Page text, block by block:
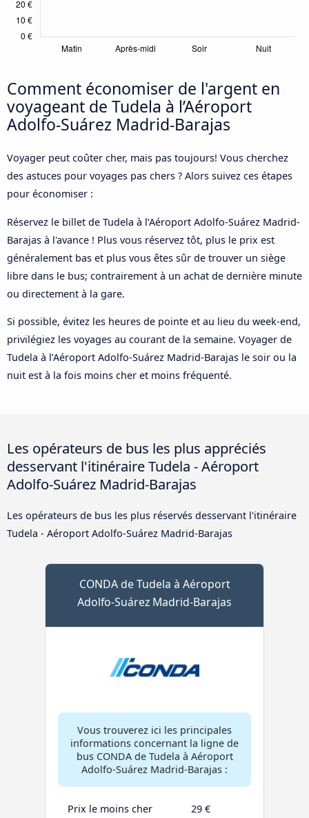
Comment économiser de l'argent en
voyageant de Tudela à l’Aéroport
Adolfo-Suárez Madrid-Barajas
Voyager peut coûter cher, mais pas toujours! Vous cherchez
des astuces pour voyages pas chers ? Alors suivez ces étapes
pour économiser :
Réservez le billet de Tudela à l’Aéroport Adolfo-Suárez Madrid-
Barajas à l'avance ! Plus vous réservez tôt, plus le prix est
généralement bas et plus vous êtes sûr de trouver un siège
libre dans le bus; contrairement à un achat de dernière minute
ou directement à la gare.
Si possible, évitez les heures de pointe et au lieu du week-end,
privilégiez les voyages au courant de la semaine. Voyager de
Tudela à l’Aéroport Adolfo-Suárez Madrid-Barajas le soir ou la
nuit est à la fois moins cher et moins fréquenté.
Les opérateurs de bus les plus appréciés
desservant l'itinéraire Tudela - Aéroport
Adolfo-Suárez Madrid-Barajas
Les opérateurs de bus les plus réservés desservant l'itinéraire
Tudela - Aéroport Adolfo-Suárez Madrid-Barajas
CONDA de Tudela à Aéroport
Adolfo-Suárez Madrid-Barajas
Vous trouverez ici les principales
informations concernant la ligne de
bus CONDA de Tudela à Aéroport
Adolfo-Suárez Madrid-Barajas :
Prix le moins cher
29 €